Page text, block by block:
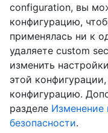
configuration, вы
конфигурацию,
применялась ни к
удаляете custom
изменить
этой
конфигурацию.
разделе Изменение
безопасности.